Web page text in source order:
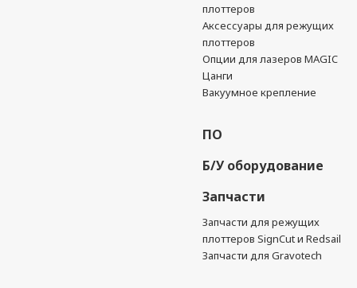
плоттеров
Аксессуары для режущих
плоттеров
Опции для лазеров MAGIC
Цанги
Вакуумное крепление
ПО
Б/У оборудование
Запчасти
Запчасти для режущих
плоттеров SignCut и Redsail
Запчасти для Gravotech